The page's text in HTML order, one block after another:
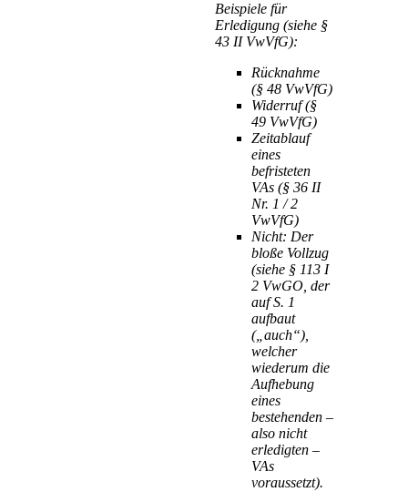
Beispiele für
Erledigung (siehe §
43 II VwVfG):
Rücknahme
(§ 48 VwVfG)
Widerruf (§
49 VwVfG)
Zeitablauf
eines
befristeten
VAs (§ 36 II
Nr. 1 / 2
VwVfG)
Nicht: Der
bloße Vollzug
(siehe § 113 I
2 VwGO, der
auf S. 1
aufbaut
(„auch“),
welcher
wiederum die
Aufhebung
eines
bestehenden –
also nicht
erledigten –
VAs
voraussetzt).